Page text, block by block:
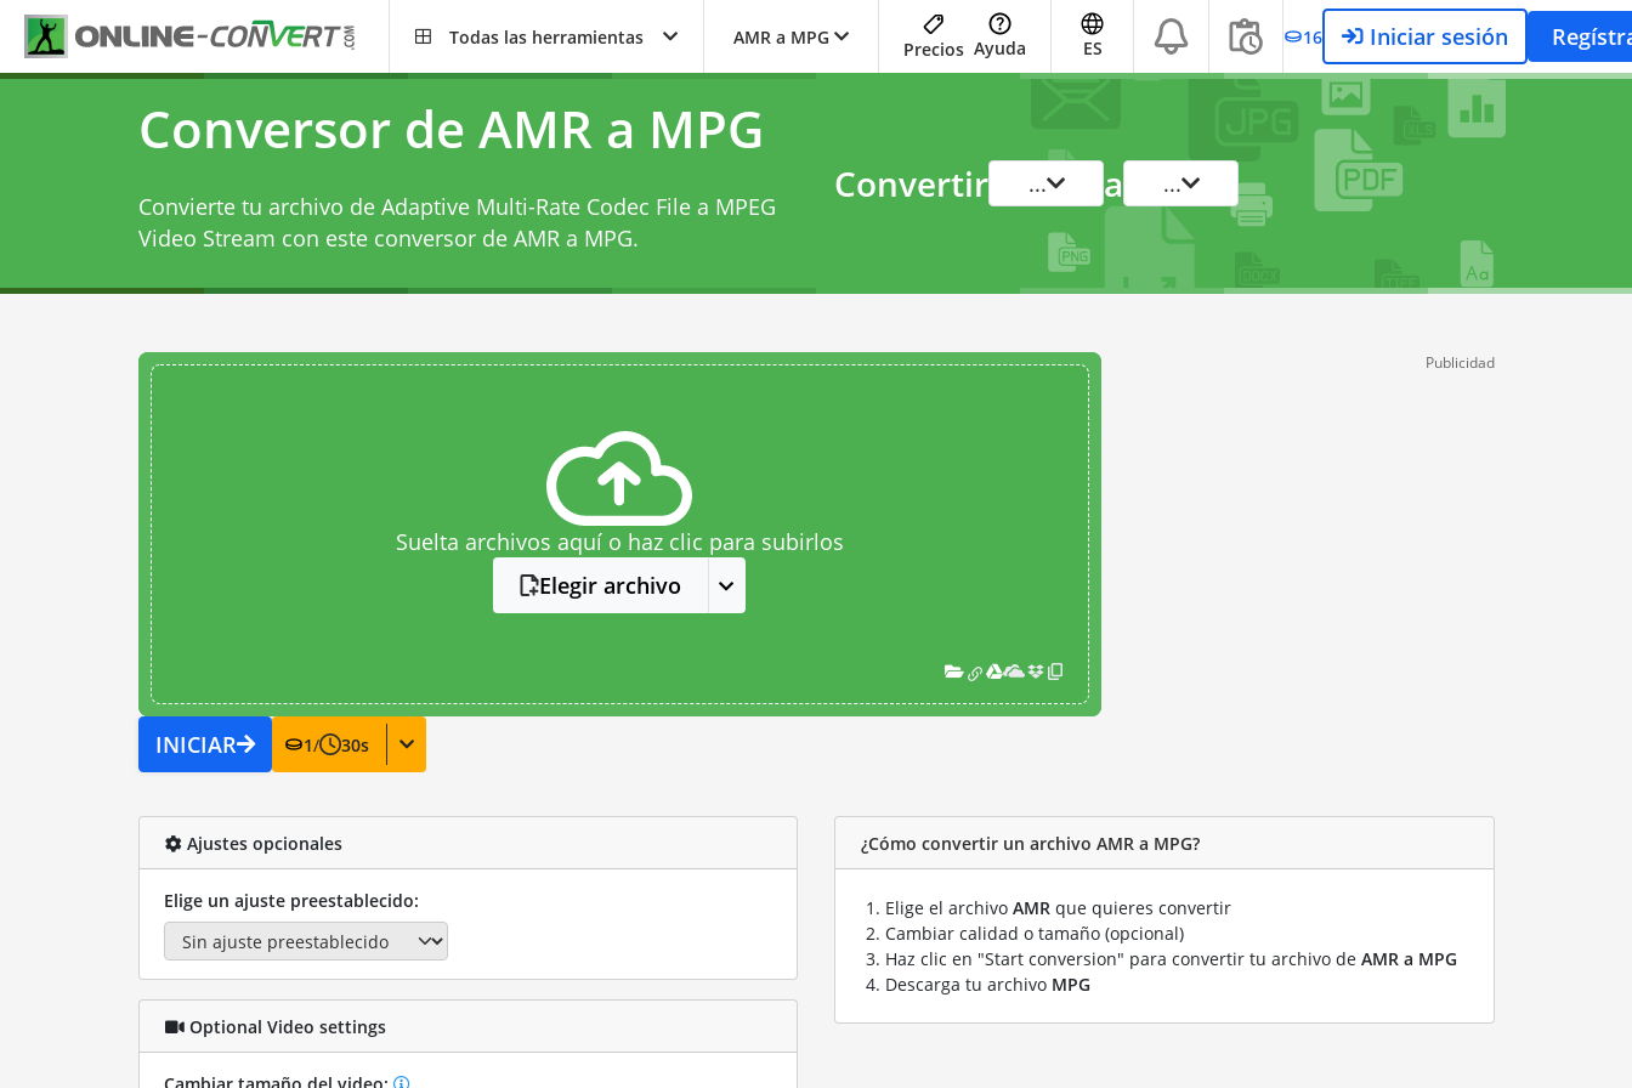
Todas las herramientas AMR a MPG
Precios Ayuda ES 16 Iniciar sesión
Conversor de AMR a MPG
Convierte tu archivo de Adaptive Multi-Rate Codec File a MPEG
Video Stream con este conversor de AMR a MPG.
Convertir ... a ...
Suelta archivos aquí o haz clic para subirlos
Elegir archivo
INICIAR 1/ 30s
Publicidad
Ajustes opcionales
Elige un ajuste preestablecido:
Optional Video settings
¿Cómo convertir un archivo AMR a MPG?
Elige el archivo AMR que quieres convertir
Cambiar calidad o tamaño (opcional)
Haz clic en "Start conversion" para convertir tu archivo de AMR a MPG
Descarga tu archivo MPG